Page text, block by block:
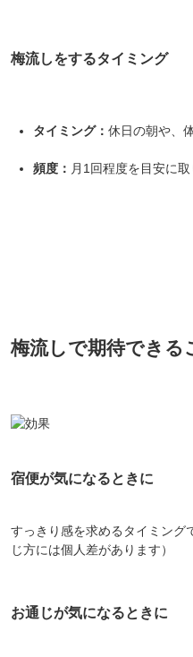
梅流しをするタイミング
タイミング： 休日の朝や、
頻度： 月1回程度を目安に
梅流しで期待できる
宿便が気になるときに
すっきり感を求めるタイミン
じ方には個人差があります）
お通じが気になるときに
対象者：かわしま屋で
クーポンのご